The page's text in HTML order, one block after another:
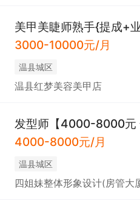
美甲美睫师熟手{提成+
3000-10000元/月
温县城区
温县红梦美容美甲店
发型师【4000-8000元
4000-8000元/月
温县城区
四姐妹整体形象设计(房管大